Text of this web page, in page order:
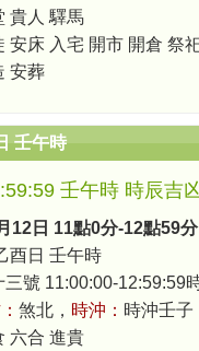
貴人 驛馬
安床 入宅 開市 開倉 祭
安葬
壬午時
壬午時 時辰吉
12日 11點0分-12點59分
酉日 壬午時
三號 11:00:00-12:59:59
煞北， 時沖： 時沖壬子
六合 進貴